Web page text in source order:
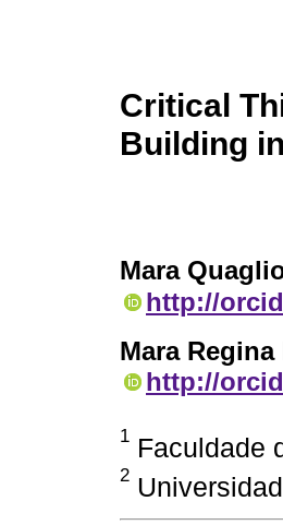
Critical
Building
Mara
http://
Mara
http://
1 Faculdade
2